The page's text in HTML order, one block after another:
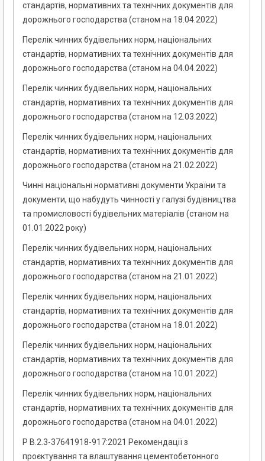
стандартів, нормативних та технічних документів для
дорожнього господарства (станом на 18.04.2022)
Перелік чинних будівельних норм, національних
стандартів, нормативних та технічних документів для
дорожнього господарства (станом на 04.04.2022)
Перелік чинних будівельних норм, національних
стандартів, нормативних та технічних документів для
дорожнього господарства (станом на 12.03.2022)
Перелік чинних будівельних норм, національних
стандартів, нормативних та технічних документів для
дорожнього господарства (станом на 21.02.2022)
Чинні національні нормативні документи України та
документи, що набудуть чинності у галузі будівництва
та промисловості будівельних матеріалів (станом на
01.01.2022 року)
Перелік чинних будівельних норм, національних
стандартів, нормативних та технічних документів для
дорожнього господарства (станом на 21.01.2022)
Перелік чинних будівельних норм, національних
стандартів, нормативних та технічних документів для
дорожнього господарства (станом на 18.01.2022)
Перелік чинних будівельних норм, національних
стандартів, нормативних та технічних документів для
дорожнього господарства (станом на 10.01.2022)
Перелік чинних будівельних норм, національних
стандартів, нормативних та технічних документів для
дорожнього господарства (станом на 04.01.2022)
Р В.2.3-37641918-917:2021 Рекомендації з
проєктування та влаштування цементобетонного